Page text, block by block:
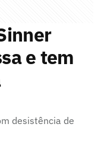
e tem
desistência de